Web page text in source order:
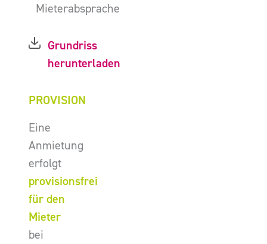
Mieterabsprache
Grundriss
herunterladen
PROVISION
Eine
Anmietung
erfolgt
provisionsfrei
für den
Mieter
bei